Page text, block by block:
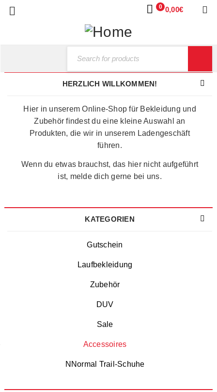
0 0,00€
HERZLICH WILLKOMMEN!
Hier in unserem Online-Shop für Bekleidung und
Zubehör findest du eine kleine Auswahl an
Produkten, die wir in unserem Ladengeschäft
führen.
Wenn du etwas brauchst, das hier nicht aufgeführt
ist, melde dich gerne bei uns.
KATEGORIEN
Gutschein
Laufbekleidung
Zubehör
DUV
Sale
Accessoires
NNormal Trail-Schuhe